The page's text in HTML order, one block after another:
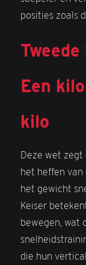
posities zoals
Een
kilo
Deze wet zegt
het heffen
het gewicht
Keiser
bewegen, wat
die hun